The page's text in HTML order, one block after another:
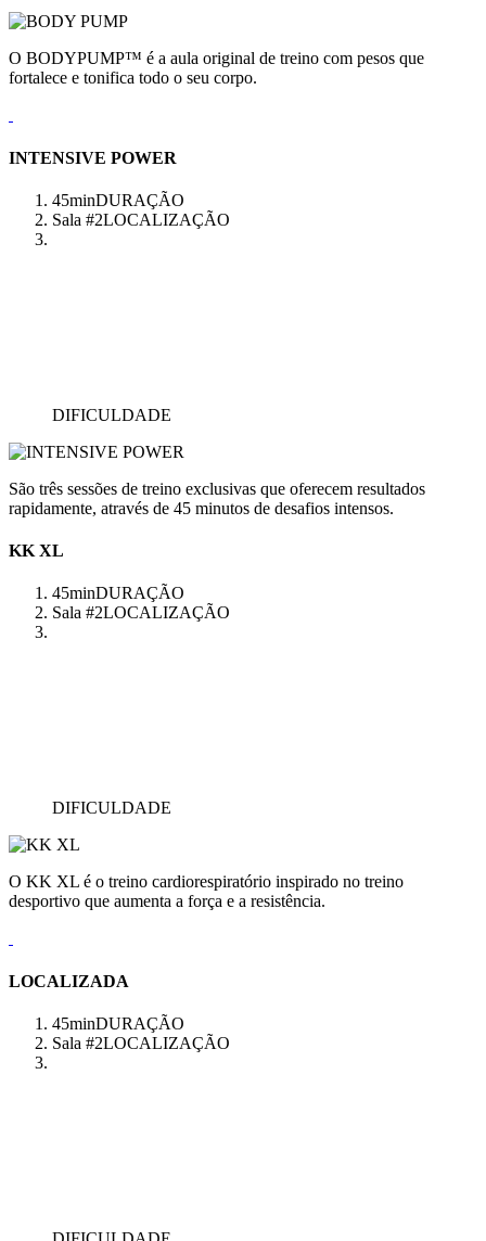
O BODYPUMP™ é a aula original de treino com pesos que
fortalece e tonifica todo o seu corpo.
INTENSIVE POWER
45minDURAÇÃO
Sala #2LOCALIZAÇÃO
DIFICULDADE
São três sessões de treino exclusivas que oferecem resultados
rapidamente, através de 45 minutos de desafios intensos.
KK XL
45minDURAÇÃO
Sala #2LOCALIZAÇÃO
DIFICULDADE
O KK XL é o treino cardiorespiratório inspirado no treino
desportivo que aumenta a força e a resistência.
LOCALIZADA
45minDURAÇÃO
Sala #2LOCALIZAÇÃO